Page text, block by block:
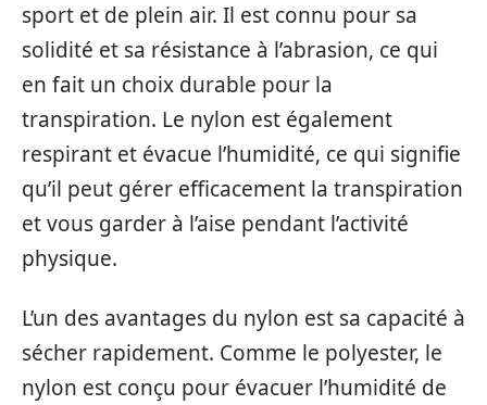
sport et de plein air. Il est connu pour sa
solidité et sa résistance à l’abrasion, ce qui
en fait un choix durable pour la
transpiration. Le nylon est également
respirant et évacue l’humidité, ce qui signifie
qu’il peut gérer efficacement la transpiration
et vous garder à l’aise pendant l’activité
physique.
L’un des avantages du nylon est sa capacité à
sécher rapidement. Comme le polyester, le
nylon est conçu pour évacuer l’humidité de